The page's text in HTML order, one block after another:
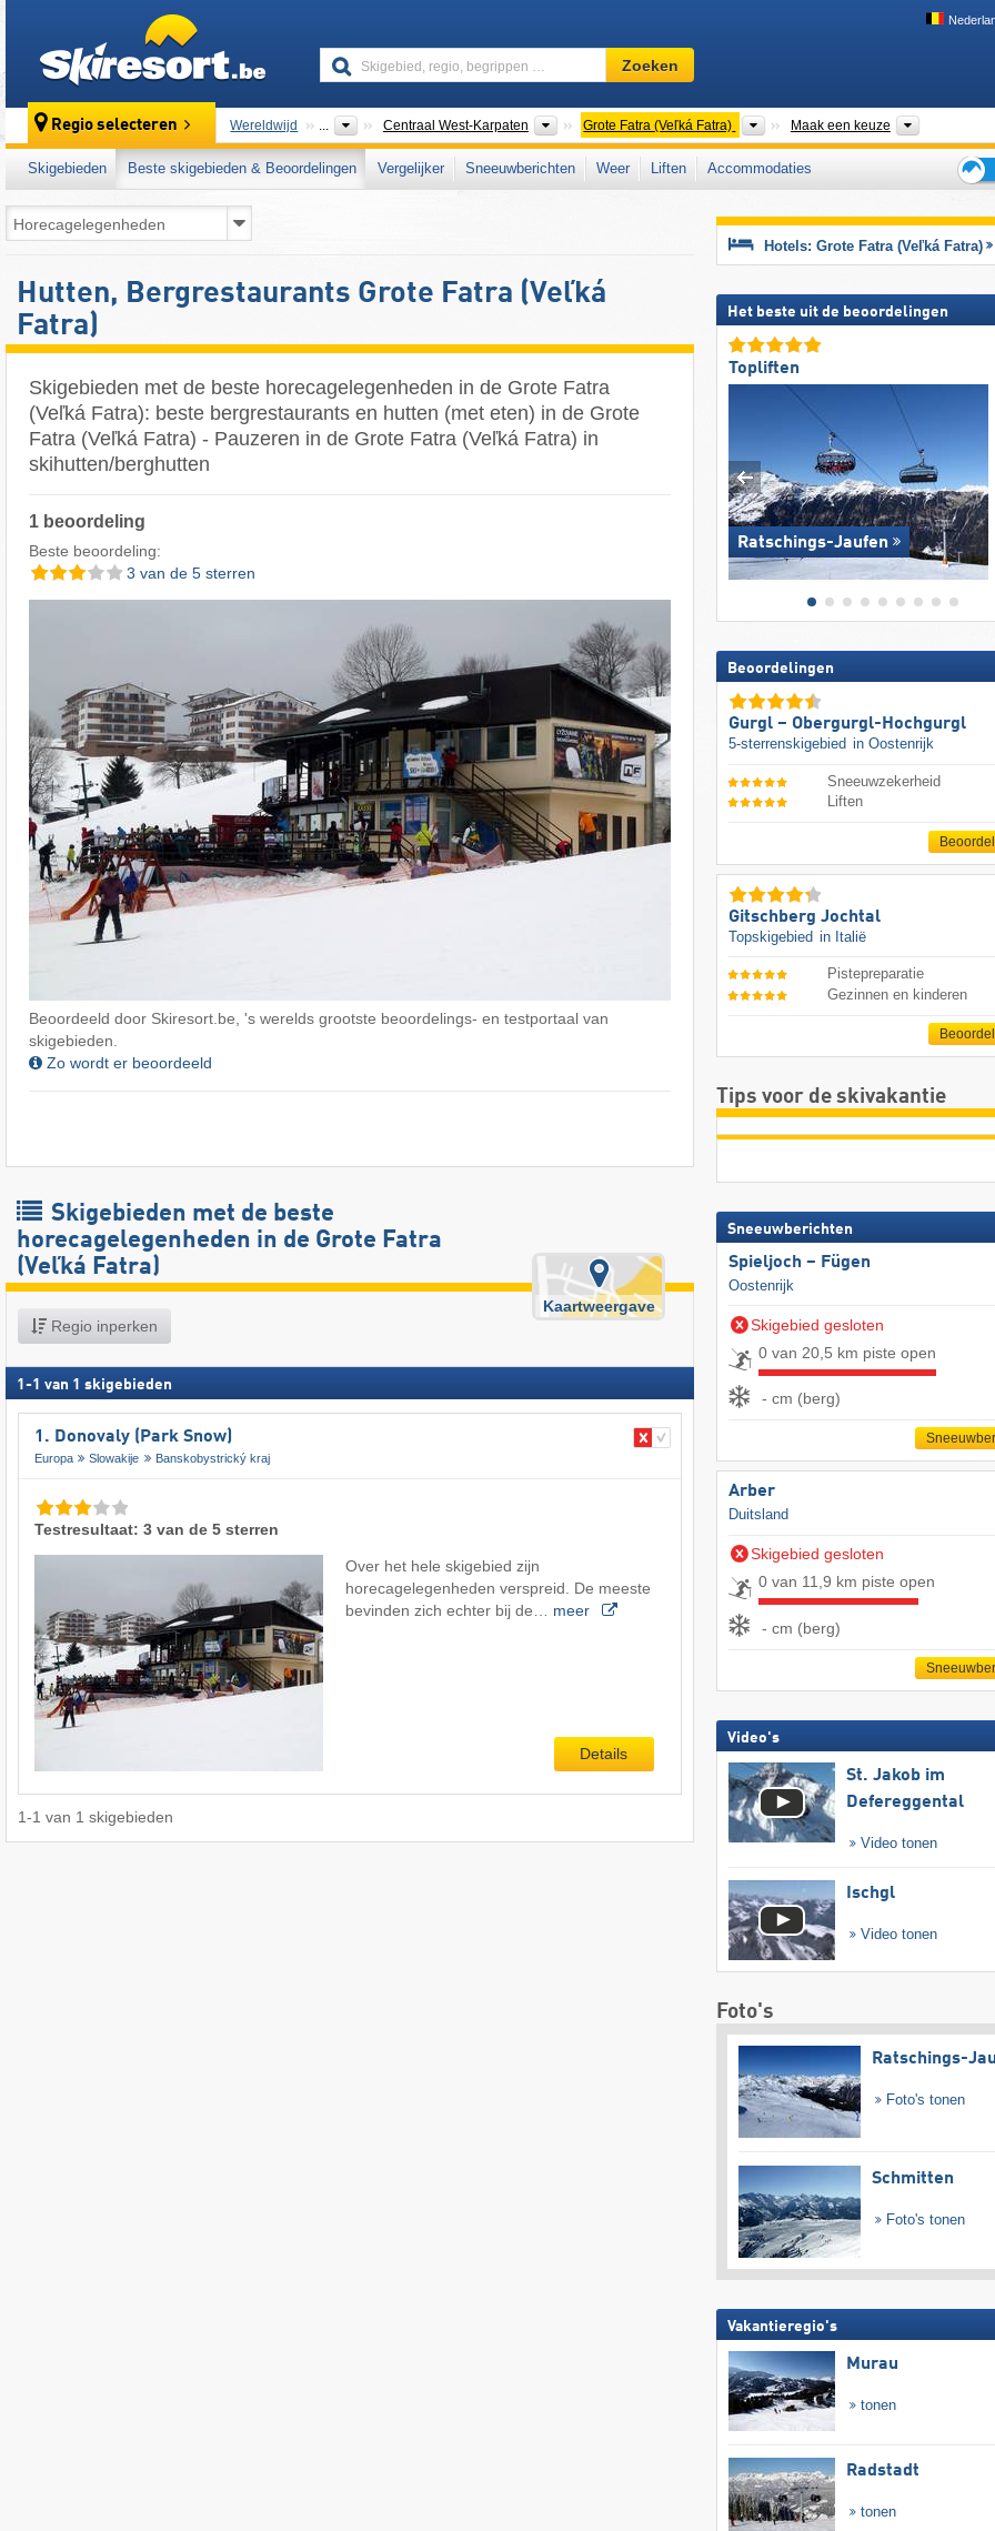
Skigebied,
regio,
…
Zoeken
Regio selecteren Wereldwijd ... Centraal West-Karpaten Bergketens
Grote Fatra (Veľká Fatra) Bergketens
Maak een keuze
Skigebieden Beste skigebieden & Beoordelingen Vergelijker Sneeuwberichten Weer Liften
Accommodaties
voor
de
Hutten, Bergrestaurants Grote Fatra (Veľká
Fatra)
Skigebieden met de beste horecagelegenheden in de Grote Fatra
(Veľká Fatra): beste bergrestaurants en hutten (met eten) in de Grote
Fatra (Veľká Fatra) - Pauzeren in de Grote Fatra (Veľká Fatra) in
skihutten/berghutten
1 beoordeling
Beste beoordeling:
3 van de 5 sterren
Beoordeeld door Skiresort.be, 's werelds grootste beoordelings- en testportaal van
skigebieden.
Zo wordt er beoordeeld
Skigebieden met de beste
horecagelegenheden in de Grote Fatra
(Veľká Fatra)
Regio inperken
Kaartweergave
1 -1 van 1 skigebieden
1. Donovaly (Park Snow)
Europa Slowakije Banskobystrický kraj
Testresultaat: 3 van de 5 sterren
Over het hele skigebied zijn
horecagelegenheden verspreid. De meeste
bevinden zich echter bij de… meer
Details
1-1 van 1 skigebieden
Hotels: Grote Fatra (Veľká Fatra)
Het beste uit de beoordelingen
Topliften
Ratschings-Jaufen
Beoordelingen
Gurgl – Obergurgl-Hochgurgl
5-sterrenskigebied in Oostenrijk
Sneeuwzekerheid
Liften
Gitschberg Jochtal
Topskigebied in Italië
Pistepreparatie
Gezinnen en kinderen
Tips voor de skivakantie
Sneeuwberichten
Spieljoch – Fügen
Oostenrijk
Skigebied gesloten
0 van 20,5 km piste open
- cm (berg)
Arber
Duitsland
Skigebied gesloten
0 van 11,9 km piste open
- cm (berg)
Video's
St. Jakob im
Defereggental
Video tonen
Ischgl
Video tonen
Foto's
Ratschings-
Foto's tonen
Schmitten
Foto's tonen
Vakantieregio's
Murau
tonen
Radstadt
tonen